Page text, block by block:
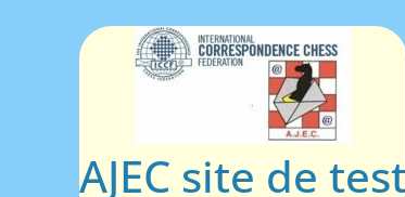
AJEC site de test